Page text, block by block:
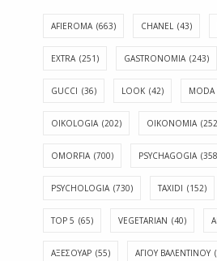
AFIEROMA (663) CHANEL (43)
EXTRA (251) GASTRONOMIA (243)
GUCCI (36) LOOK (42) MODA
OIKOLOGIA (202) OIKONOMIA
OMORFIA (700) PSYCHAGOGIA
PSYCHOLOGIA (730) TAXIDI (152)
TOP 5 (65) VEGETARIAN (40)
ΑΞΕΣΟΥΑΡ (55) ΑΓΊΟΥ ΒΑΛΕΝΤΊΝΟΥ